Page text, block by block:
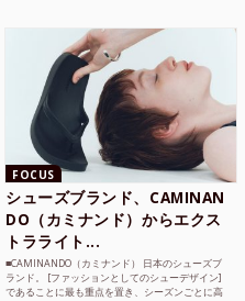
FOCUS
シューズブランド、CAMINAN
DO（カミナンド）からエクス
トラライト...
■CAMINANDO（カミナンド） 日本のシューズブ
ランド。 [ファッションとしてのシューデザイン]
であることに最も重点を置き、シーズンごとに高